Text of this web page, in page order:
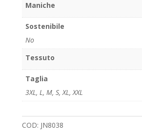
Maniche
Sostenibile
No
Tessuto
Taglia
3XL, L, M, S,XL,XXL
COD: JN8038